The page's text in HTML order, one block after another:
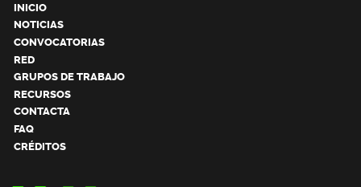
INICIO
NOTICIAS
CONVOCATORIAS
RED
GRUPOS DE TRABAJO
RECURSOS
CONTACTA
FAQ
CRÉDITOS